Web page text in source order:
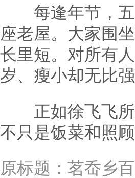
每逢年节，五
座老屋。大家围
长里短。对所有
岁、瘦小却无比强
正如徐飞飞所
不只是饭菜和照
原标题： 茗岙乡